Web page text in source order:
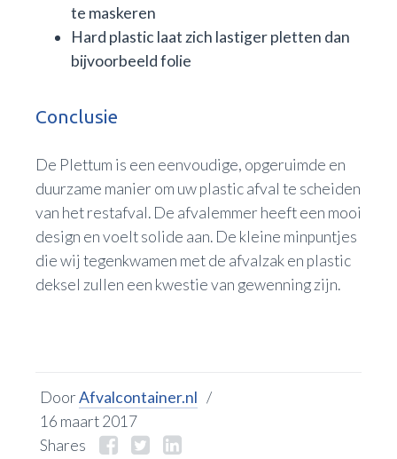
te maskeren
Hard plastic laat zich lastiger pletten dan
bijvoorbeeld folie
Conclusie
De Plettum is een eenvoudige, opgeruimde en
duurzame manier om uw plastic afval te scheiden
van het restafval. De afvalemmer heeft een mooi
design en voelt solide aan. De kleine minpuntjes
die wij tegenkwamen met de afvalzak en plastic
deksel zullen een kwestie van gewenning zijn.
DoorAfvalcontainer.nl /
16 maart 2017
Shares